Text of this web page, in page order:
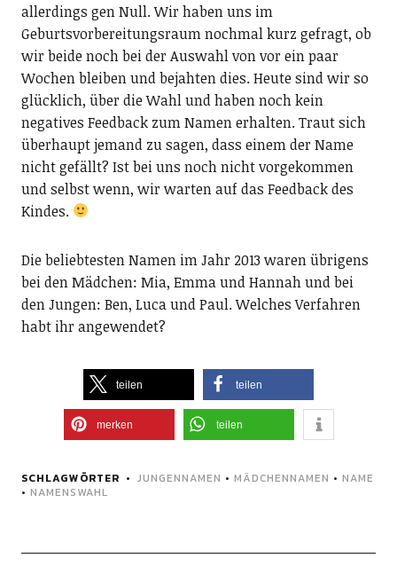
allerdings gen Null. Wir haben uns im
Geburtsvorbereitungsraum nochmal kurz gefragt, ob
wir beide noch bei der Auswahl von vor ein paar
Wochen bleiben und bejahten dies. Heute sind wir so
glücklich, über die Wahl und haben noch kein
negatives Feedback zum Namen erhalten. Traut sich
überhaupt jemand zu sagen, dass einem der Name
nicht gefällt? Ist bei uns noch nicht vorgekommen
und selbst wenn, wir warten auf das Feedback des
Kindes.
Die beliebtesten Namen im Jahr 2013 waren übrigens
bei den Mädchen: Mia, Emma und Hannah und bei
den Jungen: Ben, Luca und Paul. Welches Verfahren
habt ihr angewendet?
teilen teilen
merken teilen
SCHLAGWÖRTER JUNGENNAMEN • MÄDCHENNAMEN • NAME
• NAMENSWAHL